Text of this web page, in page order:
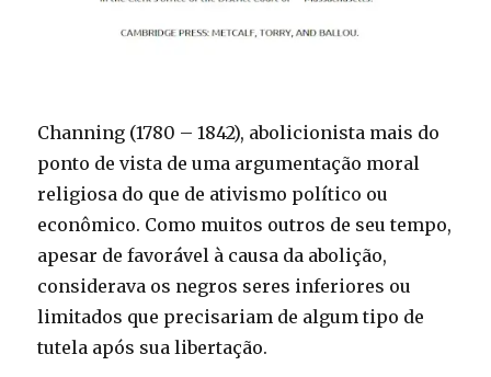
Channing (1780 – 1842), abolicionista mais do
ponto de vista de uma argumentação moral
religiosa do que de ativismo político ou
econômico. Como muitos outros de seu tempo,
apesar de favorável à causa da abolição,
considerava os negros seres inferiores ou
limitados que precisariam de algum tipo de
tutela após sua libertação.